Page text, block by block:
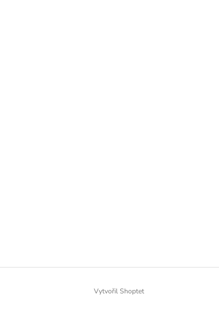
Vytvořil Shoptet